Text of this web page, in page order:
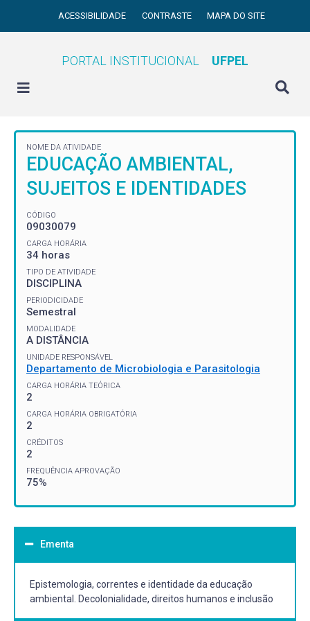
ACESSIBILIDADE CONTRASTE MAPA DO SITE
PORTAL INSTITUCIONAL UFPEL
NOME DA ATIVIDADE
EDUCAÇÃO AMBIENTAL,
SUJEITOS E IDENTIDADES
CÓDIGO
09030079
CARGA HORÁRIA
34 horas
TIPO DE ATIVIDADE
DISCIPLINA
PERIODICIDADE
Semestral
MODALIDADE
A DISTÂNCIA
UNIDADE RESPONSÁVEL
Departamento de Microbiologia e Parasitologia
CARGA HORÁRIA TEÓRICA
2
CARGA HORÁRIA OBRIGATÓRIA
2
CRÉDITOS
2
FREQUÊNCIA APROVAÇÃO
75%
Ementa
Epistemologia, correntes e identidade da educação
ambiental. Decolonialidade, direitos humanos e inclusão